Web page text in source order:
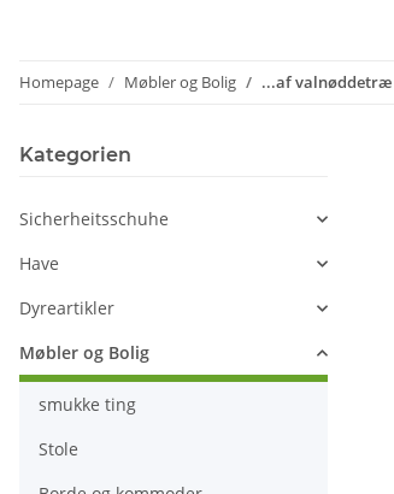
Homepage Møbler og Bolig ...af valnøddetræ
Kategorien
Sicherheitsschuhe
Have
Dyreartikler
Møbler og Bolig
smukke ting
Stole